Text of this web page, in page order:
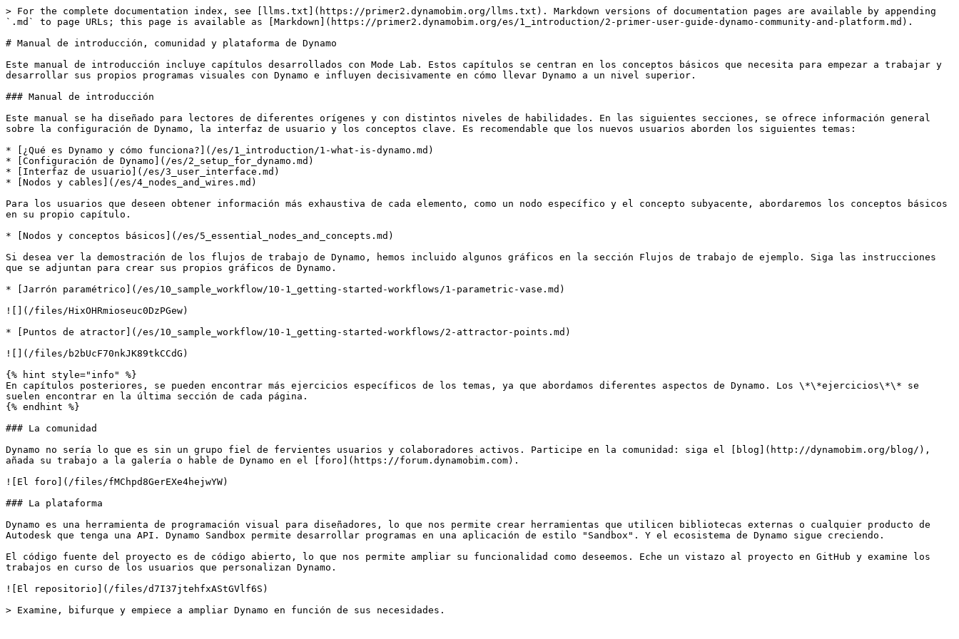
> For the complete documentation index, see [llms.txt](https://primer2.dynamobim.org/llms.txt). Markdown versions of documentation pages are available by appending
`.md` to page URLs; this page is available as [Markdown](https://primer2.dynamobim.org/es/1_introduction/2-primer-user-guide-dynamo-community-and-platform.md).
# Manual de introducción, comunidad y plataforma de Dynamo
Este manual de introducción incluye capítulos desarrollados con Mode Lab. Estos capítulos se centran en los conceptos básicos que necesita para empezar a trabajar y
desarrollar sus propios programas visuales con Dynamo e influyen decisivamente en cómo llevar Dynamo a un nivel superior.
### Manual de introducción
Este manual se ha diseñado para lectores de diferentes orígenes y con distintos niveles de habilidades. En las siguientes secciones, se ofrece información general
sobre la configuración de Dynamo, la interfaz de usuario y los conceptos clave. Es recomendable que los nuevos usuarios aborden los siguientes temas:
* [¿Qué es Dynamo y cómo funciona?](/es/1_introduction/1-what-is-dynamo.md)
* [Configuración de Dynamo](/es/2_setup_for_dynamo.md)
* [Interfaz de usuario](/es/3_user_interface.md)
* [Nodos y cables](/es/4_nodes_and_wires.md)
Para los usuarios que deseen obtener información más exhaustiva de cada elemento, como un nodo específico y el concepto subyacente, abordaremos los conceptos básicos
en su propio capítulo.
* [Nodos y conceptos básicos](/es/5_essential_nodes_and_concepts.md)
Si desea ver la demostración de los flujos de trabajo de Dynamo, hemos incluido algunos gráficos en la sección Flujos de trabajo de ejemplo. Siga las instrucciones
que se adjuntan para crear sus propios gráficos de Dynamo.
* [Jarrón paramétrico](/es/10_sample_workflow/10-1_getting-started-workflows/1-parametric-vase.md)
![](/files/HixOHRmioseuc0DzPGew)
* [Puntos de atractor](/es/10_sample_workflow/10-1_getting-started-workflows/2-attractor-points.md)
![](/files/b2bUcF70nkJK89tkCCdG)
{% hint style="info" %}
En capítulos posteriores, se pueden encontrar más ejercicios específicos de los temas, ya que abordamos diferentes aspectos de Dynamo. Los \*\*ejercicios\*\* se
suelen encontrar en la última sección de cada página.
{% endhint %}
### La comunidad
Dynamo no sería lo que es sin un grupo fiel de fervientes usuarios y colaboradores activos. Participe en la comunidad: siga el [blog](http://dynamobim.org/blog/),
añada su trabajo a la galería o hable de Dynamo en el [foro](https://forum.dynamobim.com).
![El foro](/files/fMChpd8GerEXe4hejwYW)
### La plataforma
Dynamo es una herramienta de programación visual para diseñadores, lo que nos permite crear herramientas que utilicen bibliotecas externas o cualquier producto de
Autodesk que tenga una API. Dynamo Sandbox permite desarrollar programas en una aplicación de estilo "Sandbox". Y el ecosistema de Dynamo sigue creciendo.
El código fuente del proyecto es de código abierto, lo que nos permite ampliar su funcionalidad como deseemos. Eche un vistazo al proyecto en GitHub y examine los
trabajos en curso de los usuarios que personalizan Dynamo.
![El repositorio](/files/d7I37jtehfxAStGVlf6S)